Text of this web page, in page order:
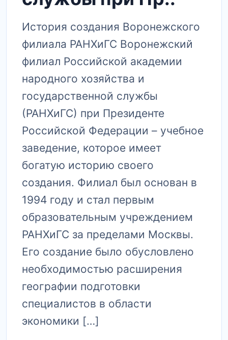
История создания Воронежского
филиала РАНХиГС Воронежский
филиал Российской академии
народного хозяйства и
государственной службы
(РАНХиГС) при Президенте
Российской Федерации – учебное
заведение, которое имеет
богатую историю своего
создания.​ Филиал был основан в
1994 году и стал первым
образовательным учреждением
РАНХиГС за пределами Москвы.​
Его создание было обусловлено
необходимостью расширения
географии подготовки
специалистов в области
экономики […]